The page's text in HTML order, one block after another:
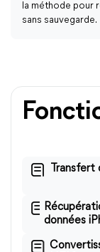
la méthode pour
sans sauvegarde.
Transfert
données